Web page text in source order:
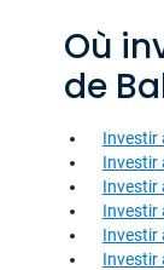
Où
de
Investir
Investir
Investir
Investir
Investir
Investir